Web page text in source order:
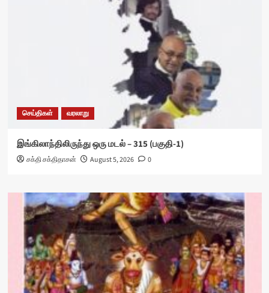
செய்திகள் வரலாறு
இங்கிலாந்திலிருந்து ஒரு மடல் – 315 (பகுதி-1)
சக்தி சக்திதாசன் August 5, 2026 0